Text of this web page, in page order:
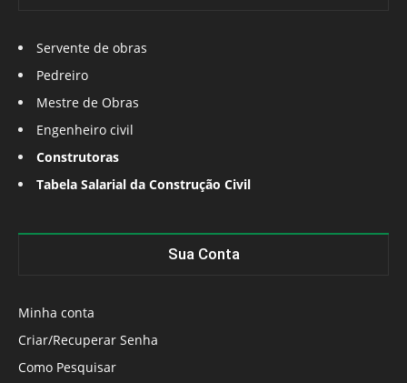
Servente de obras
Pedreiro
Mestre de Obras
Engenheiro civil
Construtoras
Tabela Salarial da Construção Civil
Sua Conta
Minha conta
Criar/Recuperar Senha
Como Pesquisar